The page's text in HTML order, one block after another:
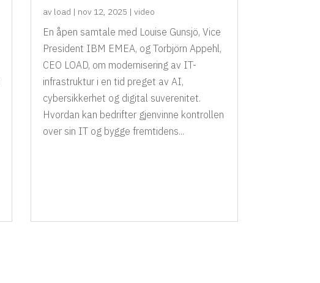
av load | nov 12, 2025 |video
En åpen samtale med Louise Gunsjö, Vice
President IBM EMEA, og Torbjörn Appehl,
CEO LOAD, om modernisering av IT-
infrastruktur i en tid preget av AI,
cybersikkerhet og digital suverenitet.
Hvordan kan bedrifter gjenvinne kontrollen
over sin IT og bygge fremtidens...